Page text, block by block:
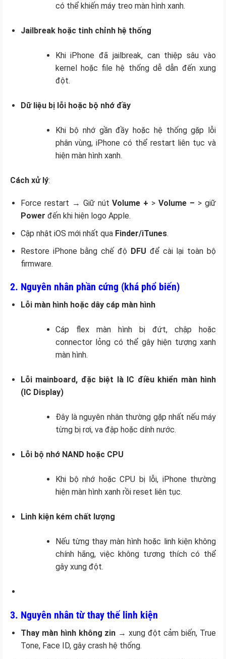
có thể khiến máy treo màn hình xanh.
Jailbreak hoặc tinh chỉnh hệ thống
Khi iPhone đã jailbreak, can thiệp sâu vào
kernel hoặc file hệ thống dễ dẫn đến xung
đột.
Dữ liệu bị lỗi hoặc bộ nhớ đầy
Khi bộ nhớ gần đầy hoặc hệ thống gặp lỗi
phân vùng, iPhone có thể restart liên tục và
hiện màn hình xanh.
Cách xử lý:
Force restart → Giữ nútVolume + >Volume – > giữ
Power đến khi hiện logo Apple.
Cập nhật iOS mới nhất qua Finder/iTunes.
Restore iPhone bằng chế độ DFU để cài lại toàn bộ
firmware.
2. Nguyên nhân phần cứng (khá phổ biến)
Lỗi màn hình hoặc dây cáp màn hình
Cáp flex màn hình bị đứt, chập hoặc
connector lỏng có thể gây hiện tượng xanh
màn hình.
Lỗi mainboard, đặc biệt là IC điều khiển màn hình
(IC Display)
Đây là nguyên nhân thường gặp nhất nếu máy
từng bị rơi, va đập hoặc dính nước.
Lỗi bộ nhớ NAND hoặc CPU
Khi bộ nhớ hoặc CPU bị lỗi, iPhone thường
hiện màn hình xanh rồi reset liên tục.
Linh kiện kém chất lượng
Nếu từng thay màn hình hoặc linh kiện không
chính hãng, việc không tương thích có thể
gây xung đột.
3. Nguyên nhân từ thay thế linh kiện
Thay màn hình không zin → xung đột cảm biến, True
Tone, Face ID, gây crash hệ thống.